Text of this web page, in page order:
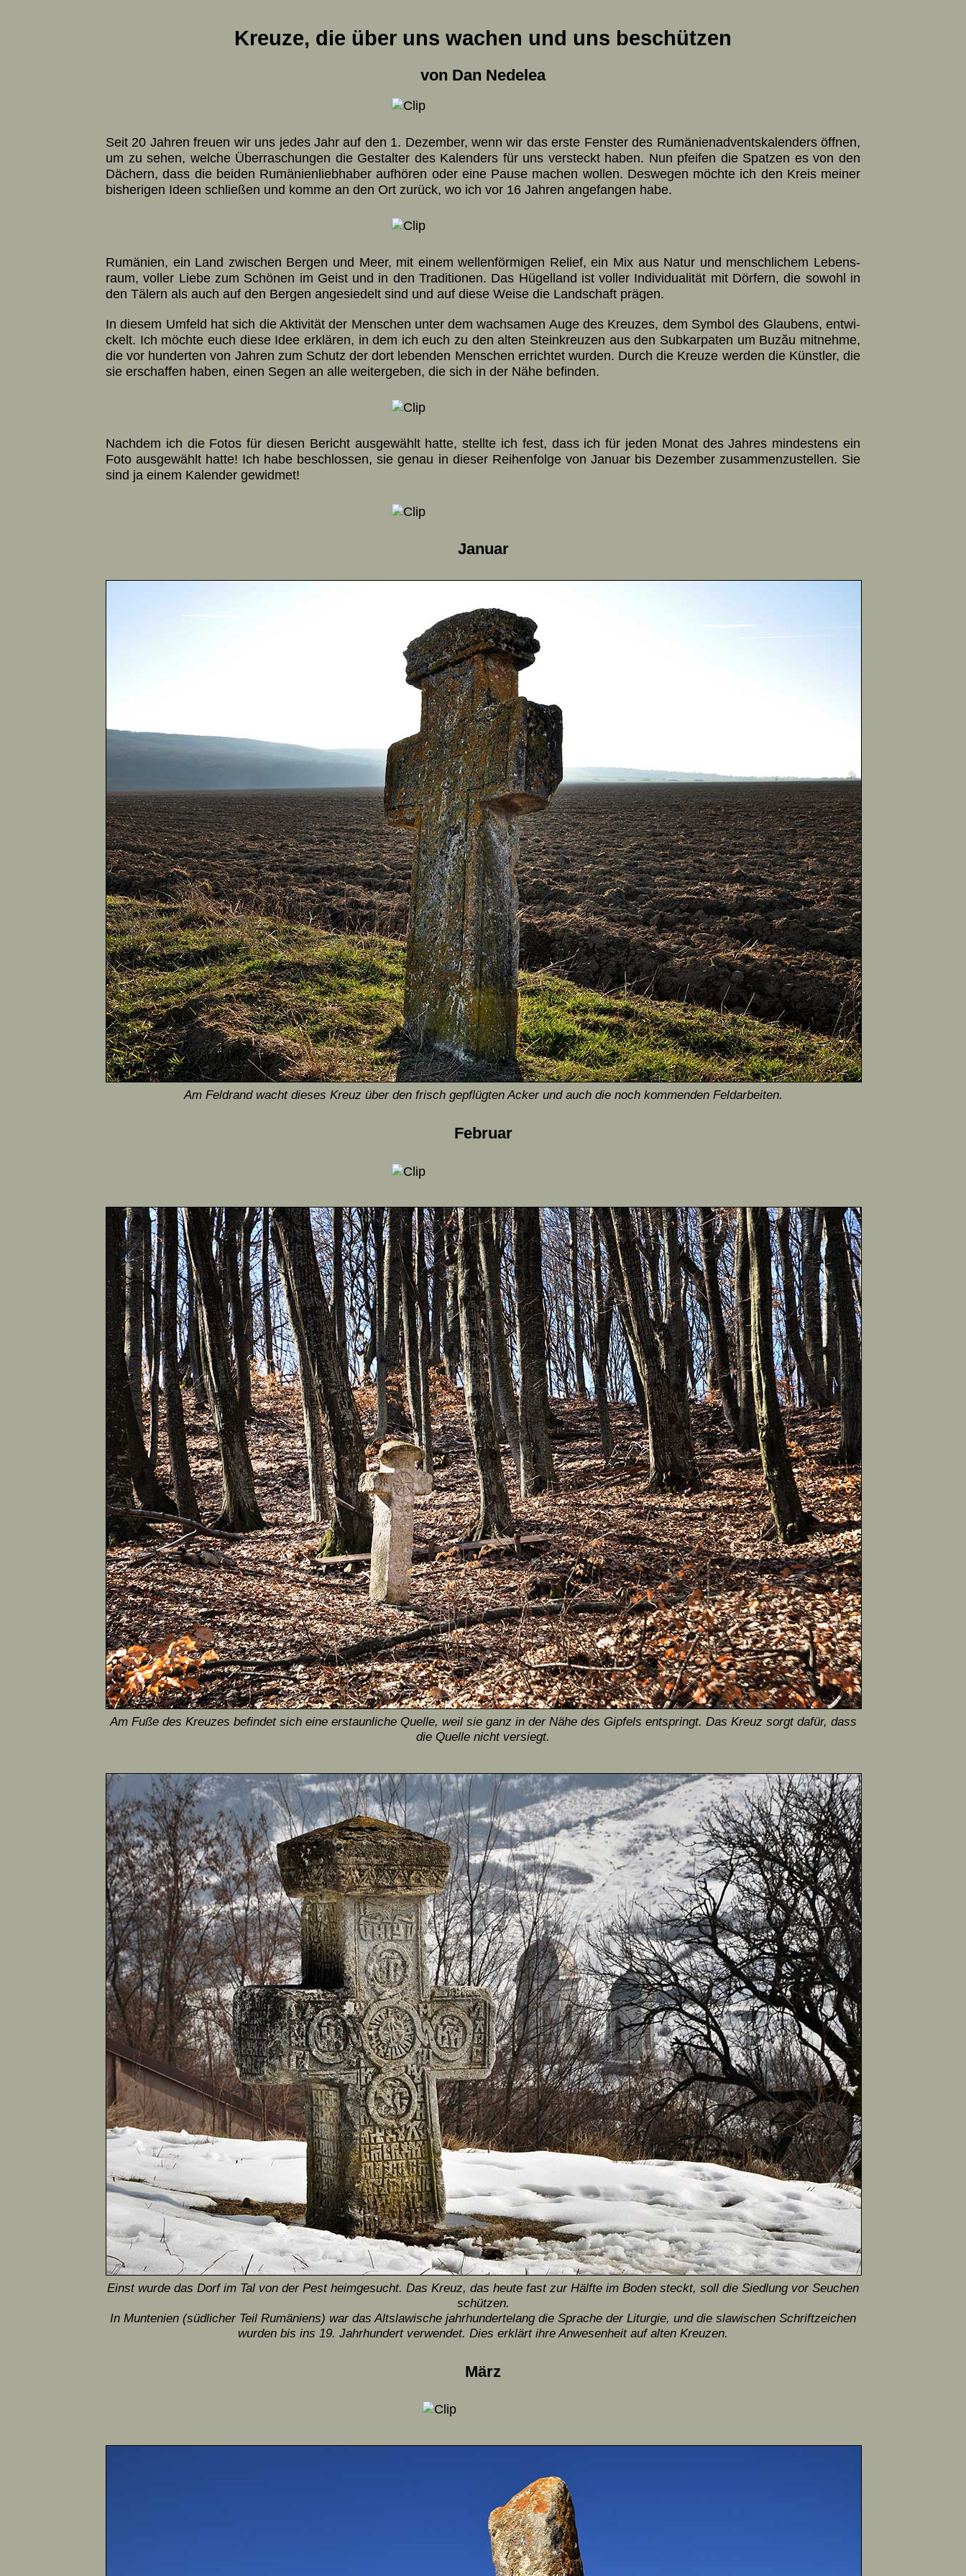
Kreuze, die über uns wachen und uns beschützen
von Dan Nedelea
Seit 20 Jahren freuen wir uns jedes Jahr auf den 1. De­zem­ber, wenn wir das erste Fens­ter des Rumä­nien­ad­vents­ka­len­ders öff­nen,
um zu sehen, welche Über­ra­schun­gen die Ge­stal­ter des Ka­len­ders für uns ver­steckt ha­ben. Nun pfei­fen die Spat­zen es von den
Dä­chern, dass die bei­den Rumä­nien­lieb­ha­ber auf­hö­ren oder eine Pause machen wol­len. Des­we­gen möchte ich den Kreis mei­ner
bis­he­ri­gen Ideen schlie­ßen und komme an den Ort zu­rück, wo ich vor 16 Jah­ren an­ge­fan­gen habe.
Rumänien, ein Land zwischen Ber­gen und Meer, mit einem wellen­för­mi­gen Re­lief, ein Mix aus Na­tur und mensch­li­chem Lebens­
raum, voller Liebe zum Schö­nen im Geist und in den Tra­di­tio­nen. Das Hügel­land ist voller Indi­vi­dua­li­tät mit Dör­fern, die so­wohl in
den Tälern als auch auf den Ber­gen an­ge­sie­delt sind und auf diese Weise die Land­schaft prägen.
In diesem Umfeld hat sich die Akti­vität der Men­schen un­ter dem wach­sa­men Auge des Kreu­zes, dem Sym­bol des Glau­bens, ent­wi­
ckelt. Ich möchte euch diese Idee er­klä­ren, in dem ich euch zu den alten Stein­kreuzen aus den Sub­kar­pa­ten um Buzău mit­nehme,
die vor hun­der­ten von Jah­ren zum Schutz der dort leben­den Men­schen er­rich­tet wur­den. Durch die Kreuze wer­den die Künst­ler, die
sie er­schaf­fen ha­ben, ei­nen Se­gen an alle wei­ter­ge­ben, die sich in der Nähe be­finden.
Nachdem ich die Fotos für diesen Be­richt aus­ge­wählt hatte, stellte ich fest, dass ich für je­den Mo­nat des Jah­res min­des­tens ein
Foto aus­ge­wählt hatte! Ich habe be­schlos­sen, sie ge­nau in die­ser Rei­hen­folge von Januar bis De­zem­ber zu­sam­men­zu­stel­len. Sie
sind ja einem Ka­len­der ge­wid­met!
Januar
Am Feldrand wacht dieses Kreuz über den frisch gepflügten Acker und auch die noch kommenden Feldarbeiten.
Februar
Am Fuße des Kreuzes befindet sich eine erstaunliche Quelle, weil sie ganz in der Nähe des Gipfels entspringt. Das Kreuz sorgt dafür, dass
die Quelle nicht versiegt.
Einst wurde das Dorf im Tal von der Pest heimgesucht. Das Kreuz, das heute fast zur Hälfte im Boden steckt, soll die Siedlung vor Seuchen
schützen.
In Muntenien (südlicher Teil Rumäniens) war das Altslawische jahr­hunderte­lang die Sprache der Liturgie, und die slawischen Schrift­zeichen
wurden bis ins 19. Jahr­hundert verwendet. Dies erklärt ihre Anwesenheit auf alten Kreuzen.
März